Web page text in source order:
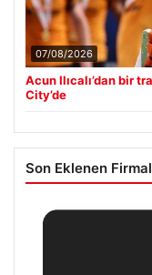
07/08/2026
Acun Ilıcalı’dan bir
City’de
Son Eklenen